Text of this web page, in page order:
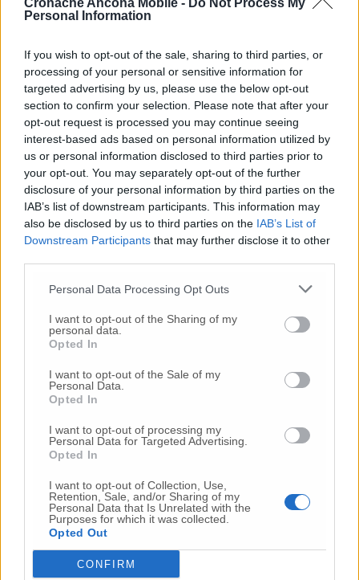
Cronache Ancona Mobile - Do Not Process My
Personal Information
If you wish to opt-out of the sale, sharing to third parties, or
processing of your personal or sensitive information for
targeted advertising by us, please use the below opt-out
section to confirm your selection. Please note that after your
opt-out request is processed you may continue seeing
interest-based ads based on personal information utilized by
us or personal information disclosed to third parties prior to
your opt-out. You may separately opt-out of the further
disclosure of your personal information by third parties on the
IAB’s list of downstream participants. This information may
also be disclosed by us to third parties on the IAB’s List of
Downstream Participants that may further disclose it to other
Personal Data Processing Opt Outs
I want to opt-out of the Sharing of my
personal data.
Opted In
I want to opt-out of the Sale of my
Personal Data.
Opted In
I want to opt-out of processing my
Personal Data for Targeted Advertising.
Opted In
I want to opt-out of Collection, Use,
Retention, Sale, and/or Sharing of my
Personal Data that Is Unrelated with the
Purposes for which it was collected.
Opted Out
CONFIRM
Cinema Enal.
Un altro filo conduttore è stato quello delle
scuole, con il recupero dello storico Istituto
Gesù Bambino per accogliere gli alunni della
Leopardi, la ristrutturazione della scuola
materna di Falconara Alta e i lavori della Da
Vinci, che sarà terminata per il prossimo
anno scolastico.
Quanto all’ambiente, Signorini ha ricordato la
messa in sicurezza dei fossi, l’attenzione per
il verde con la creazione di boschi urbani e la
sostituzione degli alberi abbattuti nel corso
degli anni, l’individuazione del progetto anti-
sversamenti, finanziato da VivaServizi per 22
l’incontro all’Anello d’Oro